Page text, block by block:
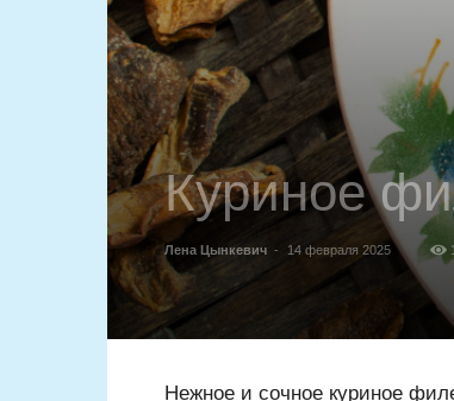
Куриное
Лена Цынкевич - 14 февраля 2025
Нежное и сочное куриное